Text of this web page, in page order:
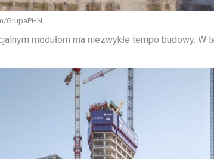
GrupaPHN
modułom ma niezwykłe tempo budowy. W